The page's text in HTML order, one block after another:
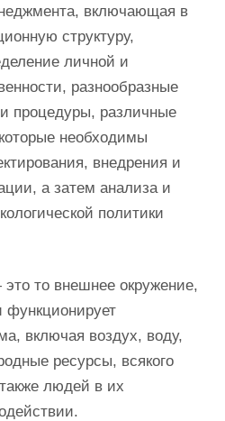
включающая в
структуру,
личной и
разнообразные
процедуры, различные
необходимы
внедрения и
а затем анализа и
политики
то внешнее окружение,
функционирует
включая воздух, воду,
ресурсы, всякого
людей в их